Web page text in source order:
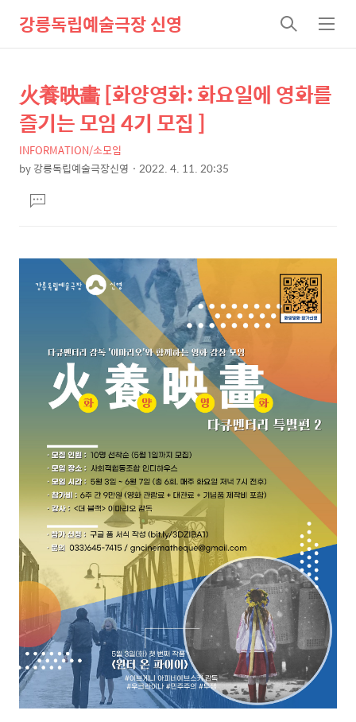
강릉독립예술극장 신영
검
색
메
뉴
상
세
컨
텐
본
문
제
목
火養映畵 [화양영화: 화요일에 영화를
즐기는 모임 4기 모집 ]
INFORMATION/소모임
by강릉독립예술극장신영 2022. 4. 11. 20:35
문댓
글